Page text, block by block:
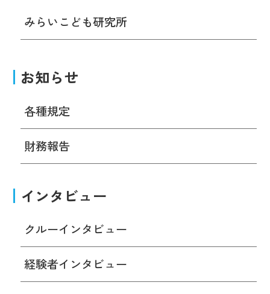
みらいこども研究所
お知らせ
各種規定
財務報告
インタビュー
クルーインタビュー
経験者インタビュー